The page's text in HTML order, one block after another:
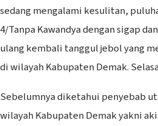
sedang mengalami kesulitan,
4/Tanpa Kawandya dengan sigap
ulang kembali tanggul jebol yang
di wilayah Kabupaten Demak.
Sebelumnya diketahui penyebab
wilayah Kabupaten Demak yakni